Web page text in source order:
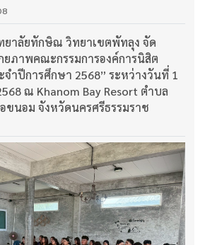
ยาลัยทักษิณ วิทยาเขตพัทลุง จัด
ภาพคณะกรรมการองค์การนิสิต
ำปีการศึกษา 2568” ระหว่างวันที่ 1
ณ Khanom Bay Resort ตำบล
ขนอม จังหวัดนครศรีธรรมราช